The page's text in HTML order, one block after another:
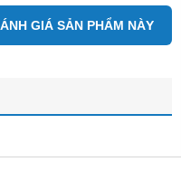
GIÁ SẢN PHẨM NÀY